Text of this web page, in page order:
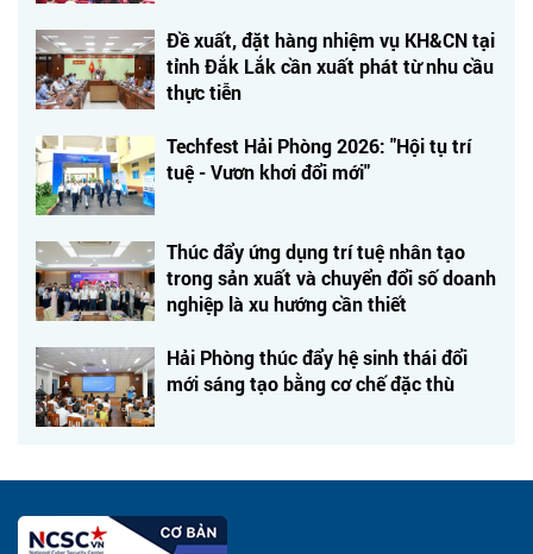
Đề xuất, đặt hàng nhiệm vụ KH&CN tại
tỉnh Đắk Lắk cần xuất phát từ nhu cầu
thực tiễn
Techfest Hải Phòng 2026: "Hội tụ trí
tuệ - Vươn khơi đổi mới"
Thúc đẩy ứng dụng trí tuệ nhân tạo
trong sản xuất và chuyển đổi số doanh
nghiệp là xu hướng cần thiết
Hải Phòng thúc đẩy hệ sinh thái đổi
mới sáng tạo bằng cơ chế đặc thù